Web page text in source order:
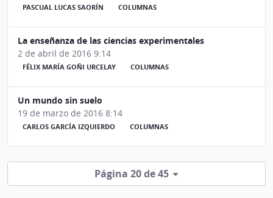
PASCUAL LUCAS SAORÍN COLUMNAS
La enseñanza de las ciencias experimentales
2 de abril de 2016 9:14
FÉLIX MARÍA GOÑI URCELAY COLUMNAS
Un mundo sin suelo
19 de marzo de 2016 8:14
CARLOS GARCÍA IZQUIERDO COLUMNAS
Página 20 de 45